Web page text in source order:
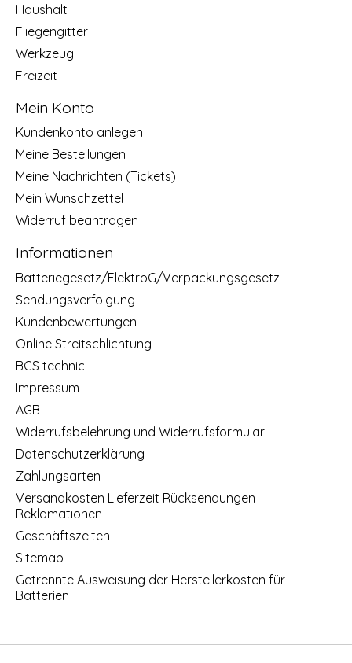
Haushalt
Fliegengitter
Werkzeug
Freizeit
Mein Konto
Kundenkonto anlegen
Meine Bestellungen
Meine Nachrichten (Tickets)
Mein Wunschzettel
Widerruf beantragen
Informationen
Batteriegesetz/ElektroG/Verpackungsgesetz
Sendungsverfolgung
Kundenbewertungen
Online Streitschlichtung
BGS technic
Impressum
AGB
Widerrufsbelehrung und Widerrufsformular
Datenschutzerklärung
Zahlungsarten
Versandkosten Lieferzeit Rücksendungen
Reklamationen
Geschäftszeiten
Sitemap
Getrennte Ausweisung der Herstellerkosten für
Batterien